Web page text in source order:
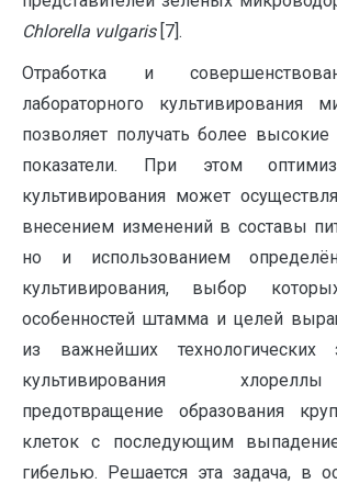
Chlorella vulgaris[7].
Отработка и
лабораторного культивирования
позволяет получать более
показатели. При этом
культивирования может
внесением изменений в составы
но и использованием
культивирования, выбор
особенностей штамма и целей
из важнейших
культивирования
предотвращение образования
клеток с последующим
гибелью. Решается эта задача, в